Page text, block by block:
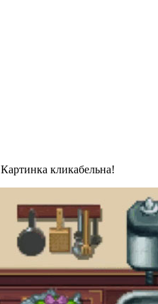
Картинка кликабельна!